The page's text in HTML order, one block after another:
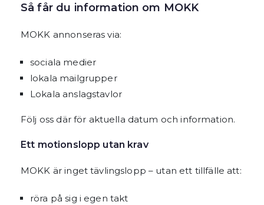
Så får du information om MOKK
MOKK annonseras via:
sociala medier
lokala mailgrupper
Lokala anslagstavlor
Följ oss där för aktuella datum och information.
Ett motionslopp utan krav
MOKK är inget tävlingslopp – utan ett tillfälle att:
röra på sig i egen takt